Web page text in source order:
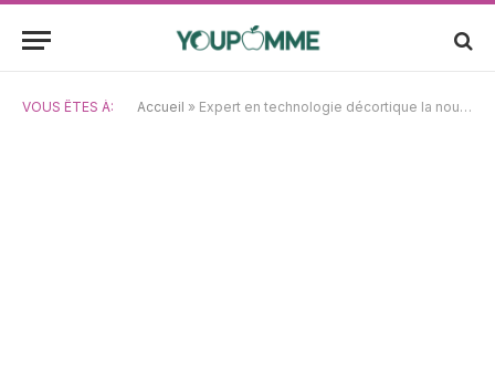
VOUS ÊTES À: Accueil » Expert en technologie décortique la nouvelle identité numérique d’Apple et met en garde contre les risques de fraude par IA pour les achats de fin d’année